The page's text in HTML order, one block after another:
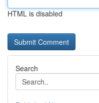
HTML is disabled
Search